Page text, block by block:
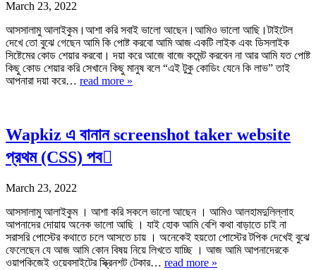
March 23, 2022
আসসালামু আলাইকুম।আশা করি সবাই ভালো আছেন।আমিও ভালো আছি।টাইটেল
দেখে তো বুঝে গেছেন আমি কি পোষ্ট করবো আমি আজ একটি লাইক এবং ডিসলাইক
সিষ্টেমের কোড শেয়ার করবো। দয়া করে আজে বাজে কমেন্ট করবেন না আর আমি যত পোষ্ট
কিছু কোড শেয়ার করি সেখানে কিছু মানুষ বলে “এই টুকু কোডিং যেনে কি লাভ” তাই
আপনারা দয়া করে… read more »
Wapkiz এ বানান screenshot taker website
প্রথম (CSS) পব
March 23, 2022
আসসালামু আলাইকুম । আশা করি সকলে ভালো আছেন । আমিও আলহামদুলিল্লাহ
আপনাদের দোয়ায় অনেক ভালো আছি । যাই হোক আমি বেশি কথা বাড়াতে চাই না
সরাসরি পোস্টের কথাতে চলে আসতে চায় । অনেকেই হয়তো পোস্টের টপিক দেখেই বুঝে
ফেলেছেন যে আজ আমি কোন বিষয় নিয়ে লিখতে যাচ্ছি । আজ আমি আপনাদেরকে
ওয়াপকিজেই ওয়েবসাইটের স্ক্রিনশট টেকার… read more »